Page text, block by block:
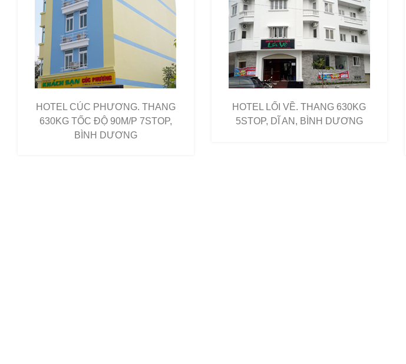
HOTEL CÚC PHƯƠNG. THANG
630KG TỐC ĐỘ 90M/P 7STOP,
BÌNH DƯƠNG
HOTEL LỐI VỀ. THANG 630KG
5STOP, DĨ AN, BÌNH DƯƠNG